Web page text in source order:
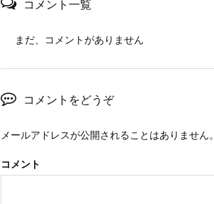
コメント一覧
まだ、コメントがありません
コメントをどうぞ
メールアドレスが公開されることはありません。
コメント